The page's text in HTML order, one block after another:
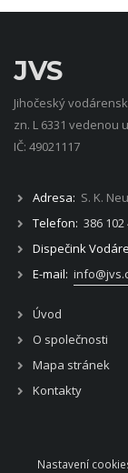
JVS
Jihočeský
zn. L 6331 vedenou
IČ: 49021117
Adresa: S. K.
Telefon: 386 102
Dispečink
E-mail:
Úvod
O společnosti
Mapa stránek
Kontakty
Nastavení